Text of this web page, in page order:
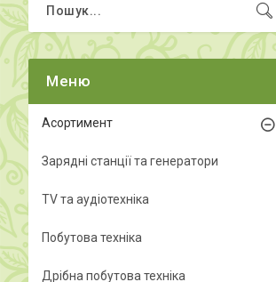
Асортимент
Зарядні станції та генератори
TV та аудіотехніка
Побутова техніка
Дрібна побутова техніка